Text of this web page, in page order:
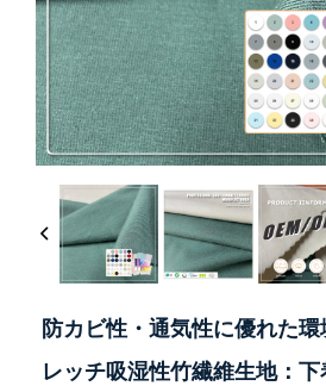
防カビ性・通気性に優れた
レッチ吸湿性竹繊維生地：下